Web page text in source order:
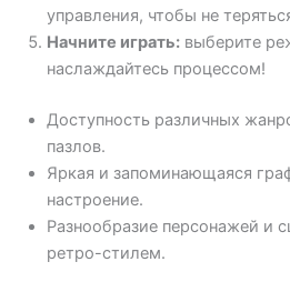
управления, чтобы не
Начните играть: выберите
наслаждайтесь процессом!
Доступность различных
пазлов.
Яркая и запоминающаяся
настроение.
Разнообразие персонажей и
ретро-стилем.